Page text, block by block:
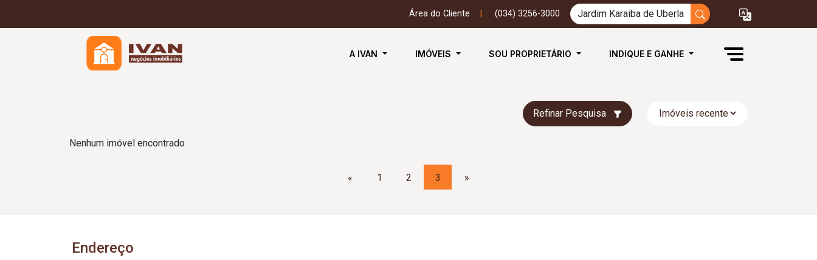
Área do Cliente (034) 3256-3000
A IVAN IMÓVEIS SOU PROPRIETÁRIO INDIQUE E GANHE
Refinar Pesquisa
Nenhum imóvel encontrado
« 1 2 3 »
Endereço